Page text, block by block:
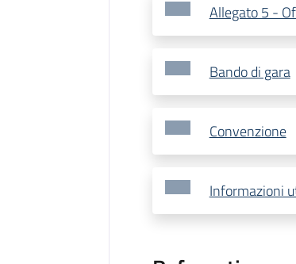
Allegato 5 -
Bando di gara
Convenzione
Informazioni